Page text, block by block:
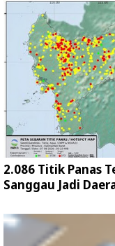
2.086 Titik Panas
Sanggau Jadi